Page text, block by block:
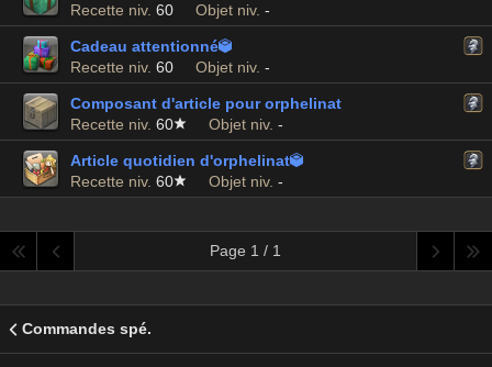
Recette niv. 60 Objet niv. -
Cadeau attentionné
Recette niv. 60 Objet niv. -
Composant d'article pour orphelinat
Recette niv. 60 Objet niv. -
Article quotidien d'orphelinat
Recette niv. 60 Objet niv. -
Page 1 / 1
Commandes spé.